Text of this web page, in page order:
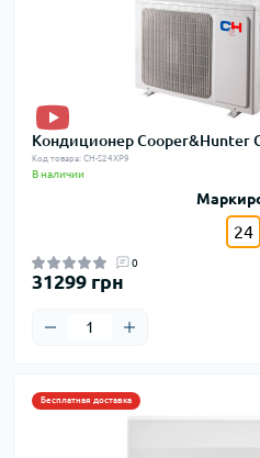
Кондиционер Cooper&Hunter
Код товара: CH-S24XP9
В наличии
24
0
31299 грн
Бесплатная доставка